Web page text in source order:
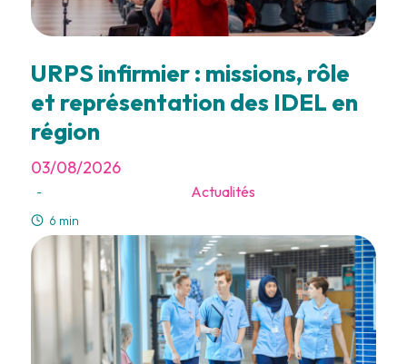
URPS infirmier : missions, rôle
et représentation des IDEL en
région
03/08/2026
- Actualités
6 min